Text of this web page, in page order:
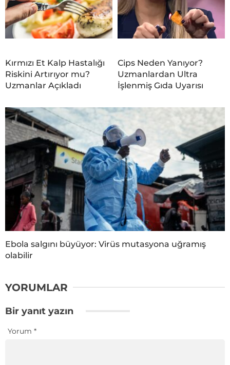
Kırmızı Et Kalp Hastalığı
Riskini Artırıyor mu?
Uzmanlar Açıkladı
Cips Neden Yanıyor?
Uzmanlardan Ultra
İşlenmiş Gıda Uyarısı
Ebola salgını büyüyor: Virüs mutasyona uğramış
olabilir
YORUMLAR
Bir yanıt yazın
Yorum *